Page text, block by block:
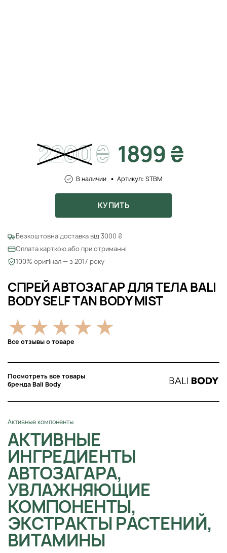
СПРЕЙ АВТОЗАГАР ДЛЯ ТЕЛА BALI
BODY SELF TAN BODY MIST
Все отзывы о товаре
Посмотреть все товары
бренда Bali Body
Активные компоненты
АКТИВНЫЕ
ИНГРЕДИЕНТЫ
АВТОЗАГАРА,
УВЛАЖНЯЮЩИЕ
КОМПОНЕНТЫ,
ЭКСТРАКТЫ РАСТЕНИЙ,
ВИТАМИНЫ
2200₴ 1899 ₴
В наличии Артикул: STBM
КУПИТЬ
Безкоштовна доставка від 3000 ₴
Оплата карткою або при отриманні
100% оригінал — з 2017 року